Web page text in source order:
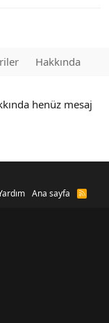
Hakkında
henüz mesaj
Ana sayfa
R